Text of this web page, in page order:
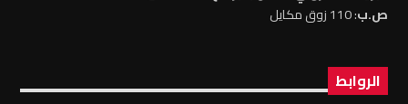
ص.ب: 110 زوق مكايل
الروابط